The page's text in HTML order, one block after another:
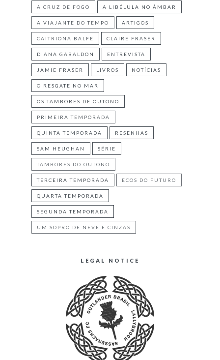
A CRUZ DE FOGO A LIBÉLULA NO ÂMBAR
A VIAJANTE DO TEMPO ARTIGOS
CAITRIONA BALFE CLAIRE FRASER
DIANA GABALDON ENTREVISTA
JAMIE FRASER LIVROS NOTÍCIAS
O RESGATE NO MAR
OS TAMBORES DE OUTONO
PRIMEIRA TEMPORADA
QUINTA TEMPORADA RESENHAS
SAM HEUGHAN SÉRIE
TAMBORES DO OUTONO
TERCEIRA TEMPORADA ECOS DO FUTURO
QUARTA TEMPORADA
SEGUNDA TEMPORADA
UM SOPRO DE NEVE E CINZAS
LEGAL NOTICE